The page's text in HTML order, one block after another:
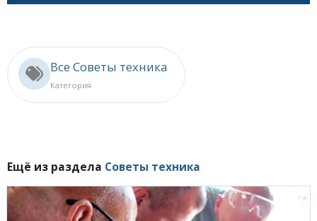
Все Советы техника
Категория
Ещё из раздела Советы техника